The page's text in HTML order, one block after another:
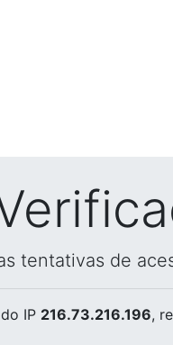
tentativas de
do IP 216.73.216.196,